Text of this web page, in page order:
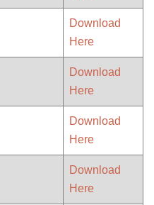
Download
Here
Download
Here
Download
Here
Download
Here